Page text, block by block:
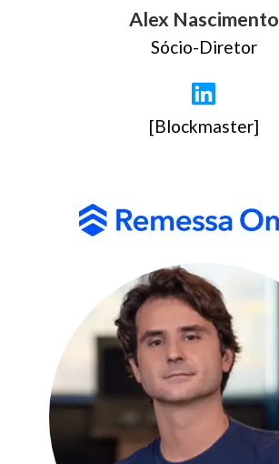
Alex Nascimento
Sócio-Diretor
[Blockmaster]